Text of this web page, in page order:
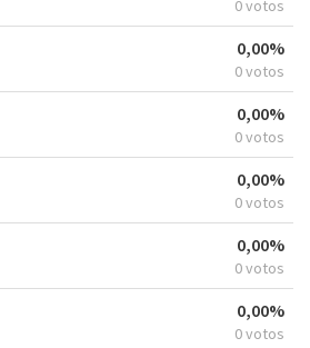
0 votos
0,00%
0 votos
0,00%
0 votos
0,00%
0 votos
0,00%
0 votos
0,00%
0 votos